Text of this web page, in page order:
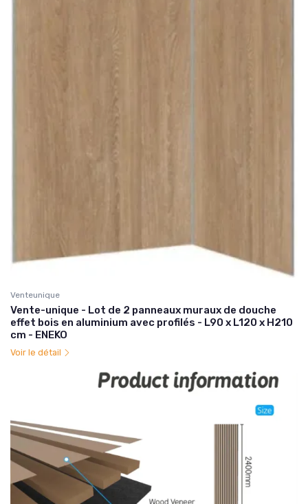
Venteunique
Vente-unique - Lot de 2 panneaux muraux de douche
effet bois en aluminium avec profilés - L90 x L120 x H210
cm - ENEKO
Voir le détail